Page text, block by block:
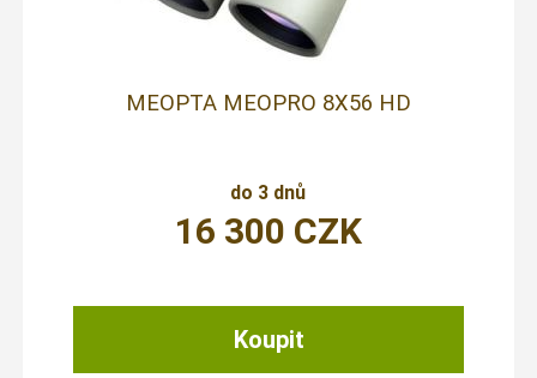
MEOPTA MEOPRO 8X56 HD
do 3 dnů
16 300 CZK